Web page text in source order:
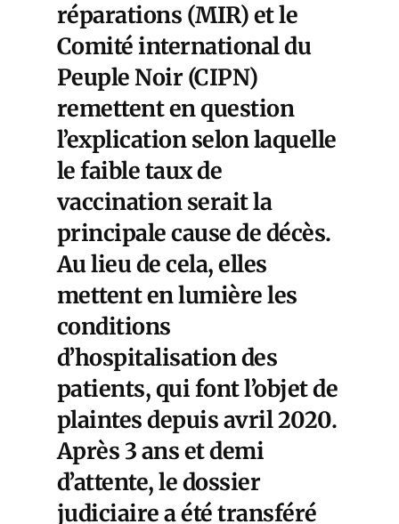
réparations (MIR) et le
Comité international du
Peuple Noir (CIPN)
remettent en question
l’explication selon laquelle
le faible taux de
vaccination serait la
principale cause de décès.
Au lieu de cela, elles
mettent en lumière les
conditions
d’hospitalisation des
patients, qui font l’objet de
plaintes depuis avril 2020.
Après 3 ans et demi
d’attente, ledossier
judiciaire a été transféré